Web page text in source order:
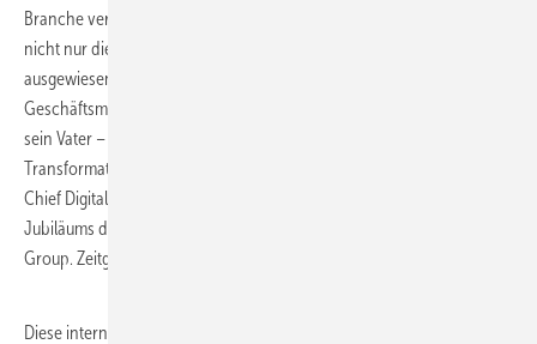
Branche verändern sich zusehends. Aber: Mit Max Viessmann stand
nicht nur die 4. Unternehmergeneration bereit, sondern auch ein
ausgewiesener Experte in Bezug auf Digitalisierung und neue
Geschäftsmodelle. 2015 tritt er ins Unternehmen ein, um – wie einst
sein Vater – frühzeitig Verantwortung zu übernehmen und die digitale
Transformation voranzutreiben. Von 2016 bis 2017 ist er zunächst
Chief Digital Officer. Ab Ende 2017, dem Jahr des einhundertjährigen
Jubiläums des Unternehmens, wurde er Co-CEO der Viessmann
Group. Zeitgleich damit wird Martin Viessmann Chairman der Gruppe.
Diese intern angeschobenen Entwicklungen zeigen: So werden